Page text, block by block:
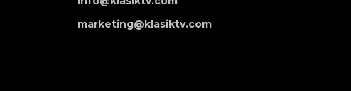
marketing@klasiktv.com